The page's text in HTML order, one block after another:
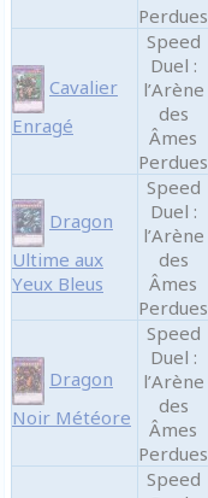
Perdues
Cavalier
Enragé
Speed
Duel :
l’Arène
des
Âmes
Perdues
Dragon
Ultime aux
Yeux Bleus
Speed
Duel :
l’Arène
des
Âmes
Perdues
Dragon
Noir Météore
Speed
Duel :
l’Arène
des
Âmes
Perdues
Speed